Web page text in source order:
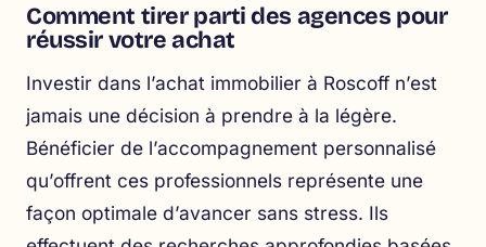
Comment tirer parti des agences pour
réussir votre achat
Investir dans l’achat immobilier à Roscoff n’est
jamais une décision à prendre à la légère.
Bénéficier de l’accompagnement personnalisé
qu’offrent ces professionnels représente une
façon optimale d’avancer sans stress. Ils